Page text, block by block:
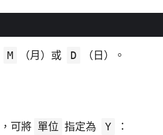
M （月）或 D （日）。
可將 單位 指定為 Y ：